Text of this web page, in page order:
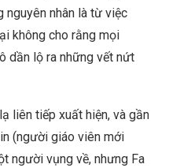
nguyên nhân là từ việc
không cho rằng mọi
dần lộ ra những vết nứt
liên tiếp xuất hiện, và gần
(người giáo viên mới
người vụng về, nhưng Fa